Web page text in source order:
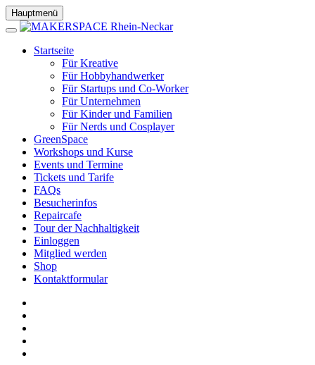
Hauptmenü
Startseite
Für Kreative
Für Hobbyhandwerker
Für Startups und Co-Worker
Für Unternehmen
Für Kinder und Familien
Für Nerds und Cosplayer
GreenSpace
Workshops und Kurse
Events und Termine
Tickets und Tarife
FAQs
Besucherinfos
Repaircafe
Tour der Nachhaltigkeit
Einloggen
Mitglied werden
Shop
Kontaktformular